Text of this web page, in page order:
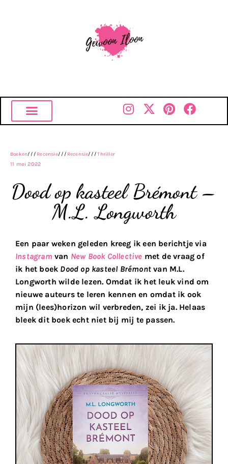
Boeken/// Recensie/// Recensie///Thriller
11 mei 2022
Dood op kasteel Brémont –
M.L. Longworth
Een paar weken geleden kreeg ik een berichtje via
Instagram van New Book Collective met de vraag of
ik het boek Dood op kasteel Brémontvan M.L.
Longworth wilde lezen. Omdat ik het leuk vind om
nieuwe auteurs te leren kennen en omdat ik ook
mijn (lees)horizon wil verbreden, zei ik ja. Helaas
bleek dit boek echt niet bij mij te passen.